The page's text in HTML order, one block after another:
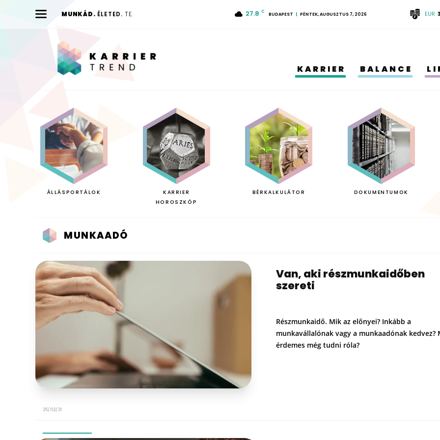
MUNKÁD. ÉLETED. TE. 27.8 C BUDAPEST PÉNTEK, AUGUSZTUS 7, 2026 EUR
KARRIER BALANCE
ÁLLÁSPORTÁLOK
KARRIER
HOROSZKÓP
BÉRKALKULÁTOR DOKUMENTUMOK
MUNKAADÓ
Van, aki részmunkaidőben
szereti
Részmunkaidő. Mik az előnyei? Inkább a
munkavállalónak vagy a munkaadónak kedvez?
érdemes még tudni róla?
25/02/21